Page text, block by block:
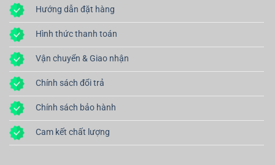
Hướng dẫn đặt hàng
Hình thức thanh toán
Vận chuyển & Giao nhận
Chính sách đổi trả
Chính sách bảo hành
Cam kết chất lượng